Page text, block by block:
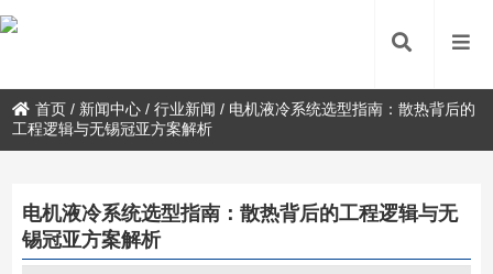
首页 / 新闻中心 /行业新闻 / 电机液冷系统选型指南：散热背后的
工程逻辑与无锡冠亚方案解析
电机液冷系统选型指南：散热背后的工程逻辑与无
锡冠亚方案解析